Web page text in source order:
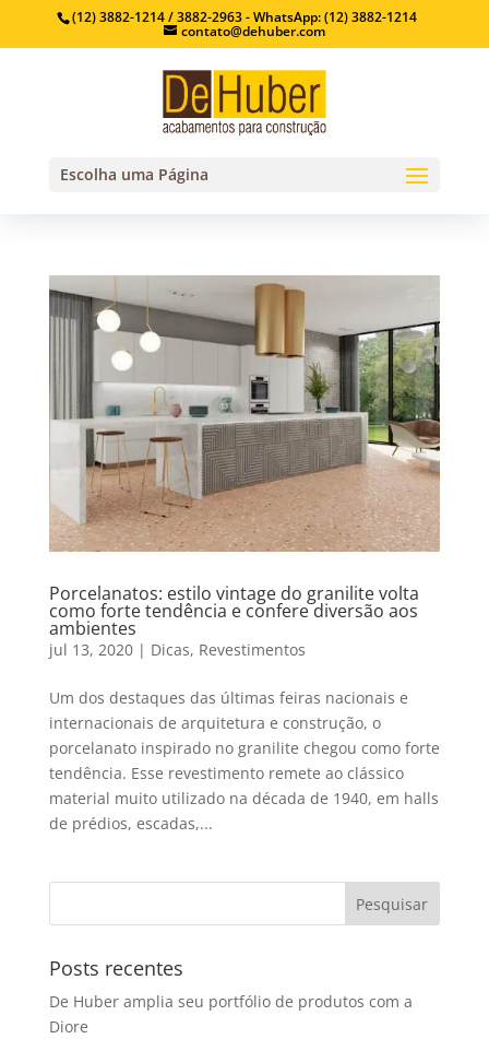
(12) 3882-1214 / 3882-2963 - WhatsApp: (12) 3882-1214
contato@dehuber.com
Escolha uma Página
Porcelanatos: estilo vintage do granilite volta
como forte tendência e confere diversão aos
ambientes
jul 13, 2020| Dicas, Revestimentos
Um dos destaques das últimas feiras nacionais e
internacionais de arquitetura e construção, o
porcelanato inspirado no granilite chegou como forte
tendência. Esse revestimento remete ao clássico
material muito utilizado na década de 1940, em halls
de prédios, escadas,...
Posts recentes
De Huber amplia seu portfólio de produtos com a
Diore